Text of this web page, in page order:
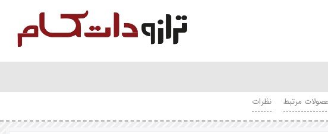
مرتبط نظرات